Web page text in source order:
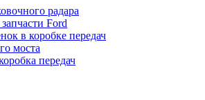
радара
Ford
в коробке передач
моста
передач